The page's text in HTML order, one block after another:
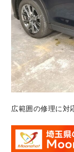
広範囲の修理に対